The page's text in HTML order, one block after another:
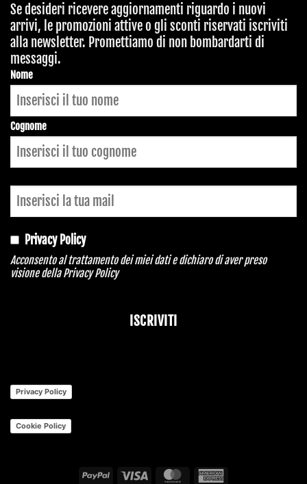
Se desideri ricevere aggiornamenti riguardo i nuovi
arrivi, le promozioni attive o gli sconti riservati iscriviti
alla newsletter. Promettiamo di non bombardarti di
messaggi.
Contact
Email *
Nome
Cognome
Privacy Policy
Acconsento al trattamento dei miei dati e dichiaro di aver preso
visione dellaPrivacy Policy
ISCRIVITI
Privacy Policy
Cookie Policy
PayPal Visa MasterCard